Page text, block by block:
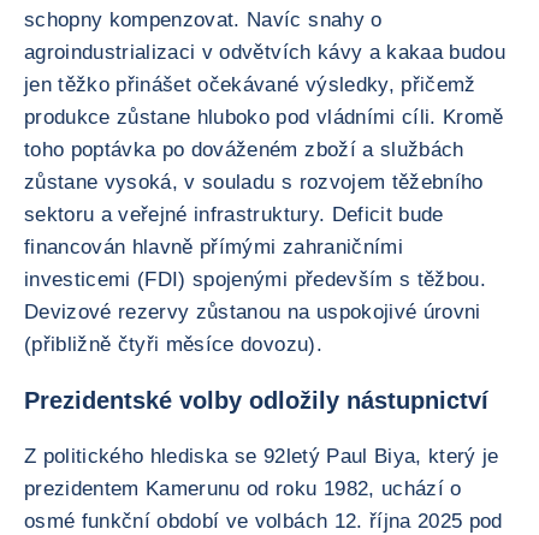
schopny kompenzovat. Navíc snahy o
agroindustrializaci v odvětvích kávy a kakaa budou
jen těžko přinášet očekávané výsledky, přičemž
produkce zůstane hluboko pod vládními cíli. Kromě
toho poptávka po dováženém zboží a službách
zůstane vysoká, v souladu s rozvojem těžebního
sektoru a veřejné infrastruktury. Deficit bude
financován hlavně přímými zahraničními
investicemi (FDI) spojenými především s těžbou.
Devizové rezervy zůstanou na uspokojivé úrovni
(přibližně čtyři měsíce dovozu).
Prezidentské volby odložily nástupnictví
Z politického hlediska se 92letý Paul Biya, který je
prezidentem Kamerunu od roku 1982, uchází o
osmé funkční období ve volbách 12. října 2025 pod